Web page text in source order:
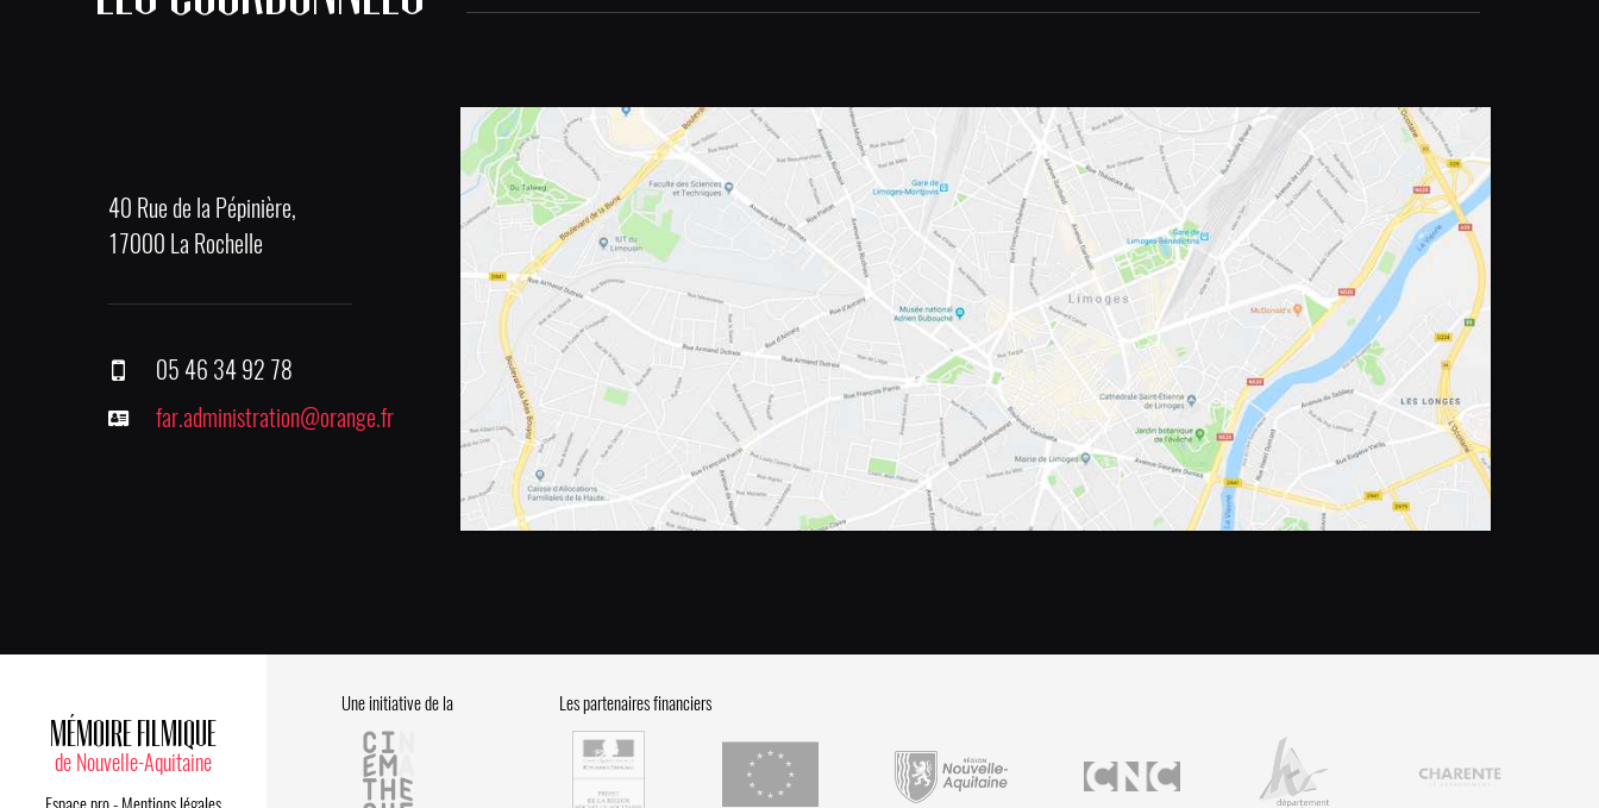
40 Rue de la Pépinière,
17000 La Rochelle
05 46 34 92 78
far.administration@orange.fr
MÉMOIRE FILMIQUE
de Nouvelle-Aquitaine
Une initiative de la Les partenaires financiers